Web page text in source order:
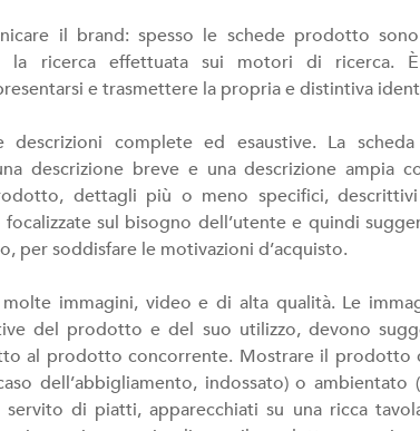
il brand: spesso le schede prodotto
la ricerca effettuata sui motori di ricerca.
e trasmettere la propria e distintiva
descrizioni complete ed esaustive. La
descrizione breve e una descrizione ampia
dettagli più o meno specifici,
sul bisogno dell’utente e quindi
per soddisfare le motivazioni d’acquisto.
molte immagini, video e di alta qualità. Le
del prodotto e del suo utilizzo, devono
al prodotto concorrente. Mostrare il prodotto
dell’abbigliamento, indossato) o
servito di piatti, apparecchiati su una ricca